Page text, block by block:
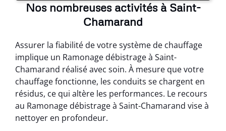
Nos nombreuses activités à Saint-
Chamarand
Assurer la fiabilité de votre système de chauffage
implique un Ramonage débistrage à Saint-
Chamarand réalisé avec soin. À mesure que votre
chauffage fonctionne, les conduits se chargent en
résidus, ce qui altère les performances. Le recours
au Ramonage débistrage à Saint-Chamarand vise à
nettoyer en profondeur.